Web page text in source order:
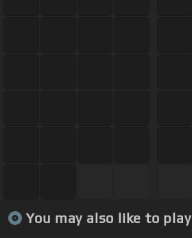
You may also like to play